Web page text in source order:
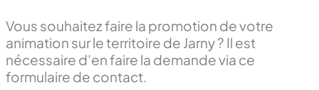
Vous souhaitez faire la promotion de votre
animation sur le territoire de Jarny ? Il est
nécessaire d’en faire la demande via ce
formulaire de contact.